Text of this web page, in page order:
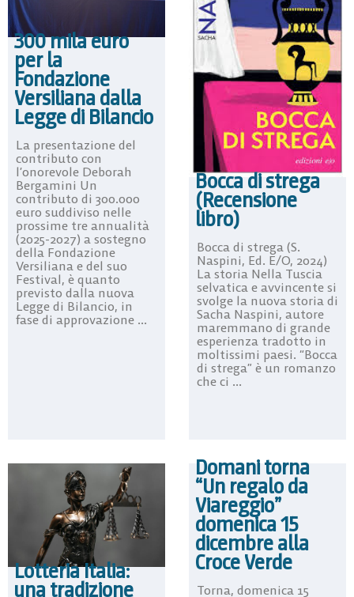
300 mila euro
per la
Fondazione
Versiliana dalla
Legge di Bilancio
La presentazione del
contributo con
l’onorevole Deborah
Bergamini Un
contributo di 300.000
euro suddiviso nelle
prossime tre annualità
(2025-2027) a sostegno
della Fondazione
Versiliana e del suo
Festival, è quanto
previsto dalla nuova
Legge di Bilancio, in
fase di approvazione ...
Bocca di strega
(Recensione
libro)
Bocca di strega (S.
Naspini, Ed. E/O, 2024)
La storia Nella Tuscia
selvatica e avvincente si
svolge la nuova storia di
Sacha Naspini, autore
maremmano di grande
esperienza tradotto in
moltissimi paesi. “Bocca
di strega” è un romanzo
che ci ...
Lotteria Italia:
una tradizione
Domani torna
“Un regalo da
Viareggio”
domenica 15
dicembre alla
Croce Verde
Torna, domenica 15